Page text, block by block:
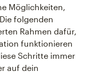
Möglichkeiten,
folgenden
Rahmen dafür,
funktionieren
Schritte immer
auf dein